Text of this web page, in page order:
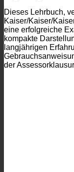
Dieses Lehrbuch,
Kaiser/Kaiser/
eine erfolgreiche
kompakte
langjährigen
der